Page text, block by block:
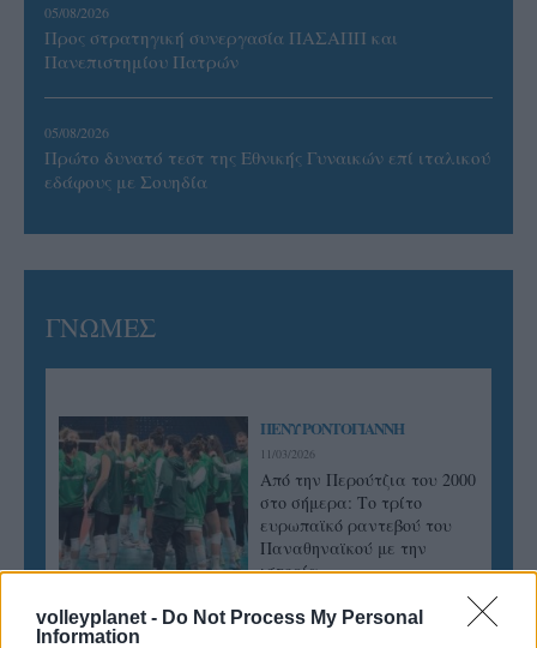
volleyplanet - Do Not Process My Personal
Information
05/08/2026
Προς στρατηγική συνεργασία ΠΑΣΑΠΠ και
Πανεπιστημίου Πατρών
05/08/2026
Πρώτο δυνατό τεστ της Εθνικής Γυναικών επί ιταλικού
εδάφους με Σουηδία
ΓΝΩΜΕΣ
ΠΕΝΥ ΡΟΝΤΟΓΙΑΝΝΗ
11/03/2026
Από την Περούτζια του 2000
στο σήμερα: Tο τρίτο
ευρωπαϊκό ραντεβού του
Παναθηναϊκού με την
ιστορία